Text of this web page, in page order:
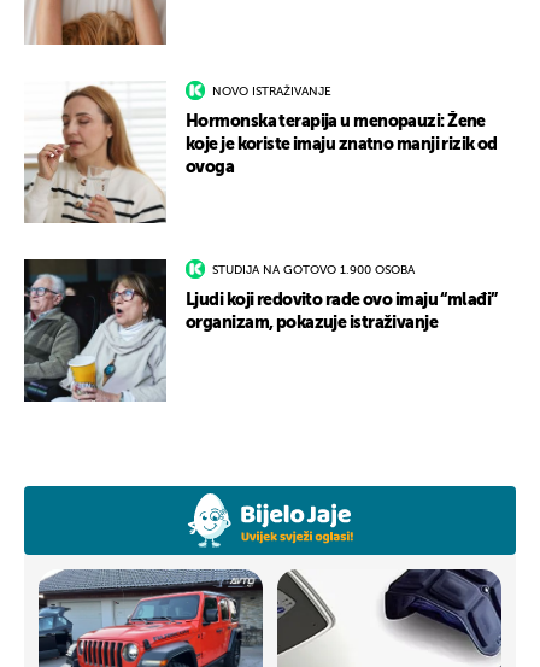
NOVO ISTRAŽIVANJE
Hormonska terapija u menopauzi: Žene
koje je koriste imaju znatno manji rizik od
ovoga
STUDIJA NA GOTOVO 1.900 OSOBA
Ljudi koji redovito rade ovo imaju “mlađi”
organizam, pokazuje istraživanje